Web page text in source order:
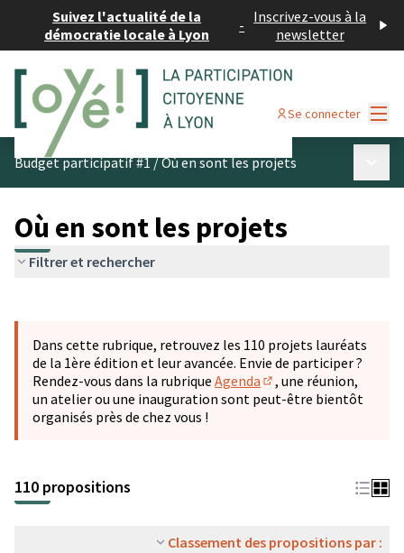
Suivez l'actualité de la
démocratie locale à Lyon
- Inscrivez-vous à la
newsletter
Se connecter
Budget participatif #1/Où en sont les projets
Où en sont les projets
Filtrer et rechercher
−
Dans cette rubrique, retrouvez les 110 projets lauréats
de la 1ère édition et leur avancée. Envie de participer ?
Rendez-vous dans la rubrique Agenda
(S'ouvre dans un
, une réunion,
un atelier ou une inauguration sont peut-être bientôt
organisés près de chez vous !
110 propositions
Classement des propositions par :